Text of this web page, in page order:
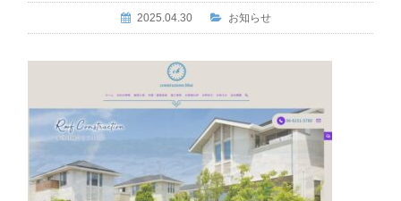
2025.04.30 お知らせ